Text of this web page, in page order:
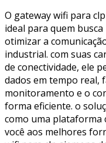
O gateway wifi para
ideal para quem
otimizar a
industrial. com suas
de conectividade, ele
dados em tempo real,
monitoramento e o
forma eficiente. o
como uma plataforma
você aos melhores